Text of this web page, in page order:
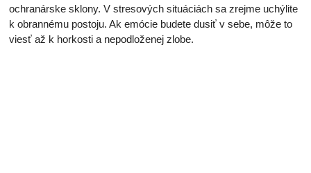
ochranárske sklony. V stresových situáciách sa zrejme uchýlite
k obrannému postoju. Ak emócie budete dusiť v sebe, môže to
viesť až k horkosti a nepodloženej zlobe.